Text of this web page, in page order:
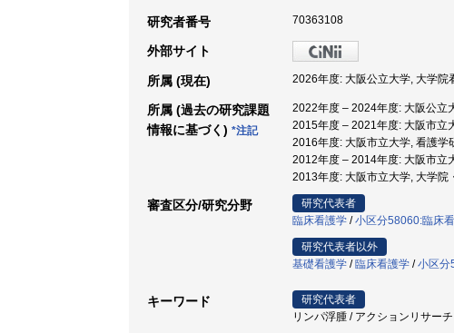
研究者番号 70363108
外部サイト
所属 (現在) 2026年度: 大阪公立大学, 大学院
所属 (過去の研究課題
情報に基づく) *注記
2022年度 – 2024年度: 大阪公立
2015年度 – 2021年度: 大阪市立
2016年度: 大阪市立大学, 看護学
2012年度 – 2014年度: 大阪市立
2013年度: 大阪市立大学, 大学院
審査区分/研究分野
研究代表者
臨床看護学 /小区分58060:臨床
研究代表者以外
基礎看護学 / 臨床看護学 /小区分
キーワード
研究代表者
リンパ浮腫 / アクションリサー